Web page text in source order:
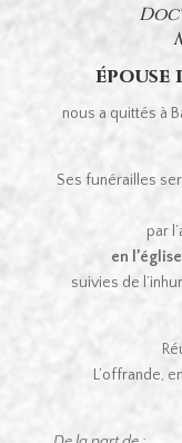
épouse
nous a quittés à
Ses funérailles
par
en
suivies de
L’offrande,